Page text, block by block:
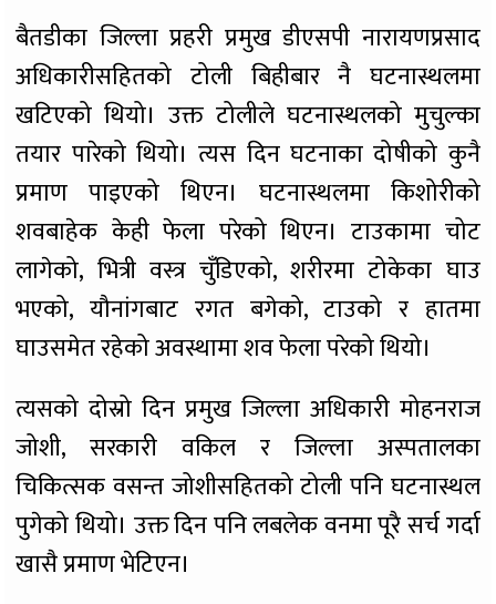
बैतडीका जिल्ला प्रहरी प्रमुख डीएसपी नारायणप्रसाद
अधिकारीसहितको टोली बिहीबार नै घटनास्थलमा
खटिएको थियो। उक्त टोलीले घटनास्थलको मुचुल्का
तयार पारेको थियो। त्यस दिन घटनाका दोषीको कुनै
प्रमाण पाइएको थिएन। घटनास्थलमा किशोरीको
शवबाहेक केही फेला परेको थिएन। टाउकामा चोट
लागेको, भित्री वस्त्र चुँडिएको, शरीरमा टोकेका घाउ
भएको, यौनांगबाट रगत बगेको, टाउको र हातमा
घाउसमेत रहेको अवस्थामा शव फेला परेको थियो।
त्यसको दोस्रो दिन प्रमुख जिल्ला अधिकारी मोहनराज
जोशी, सरकारी वकिल र जिल्ला अस्पतालका
चिकित्सक वसन्त जोशीसहितको टोली पनि घटनास्थल
पुगेको थियो। उक्त दिन पनि लबलेक वनमा पूरै सर्च गर्दा
खासै प्रमाण भेटिएन।